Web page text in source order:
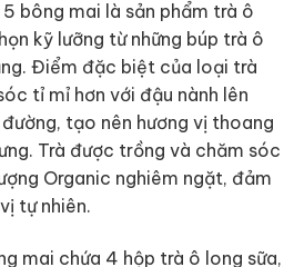
bông mai là sản phẩm trà ô
kỹ lưỡng từ những búp trà ô
Điểm đặc biệt của loại trà
tỉ mỉ hơn với đậu nành lên
tạo nên hương vị thoang
Trà được trồng và chăm sóc
Organic nghiêm ngặt, đảm
tự nhiên.
mai chứa 4 hộp trà ô long sữa,